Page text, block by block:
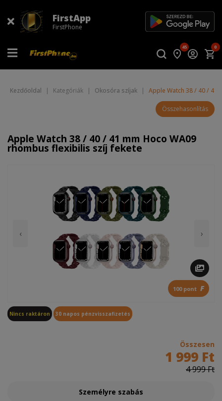
FirstApp
FirstPhone
45 0
Kezdőoldal | Kategóriák | Okosóra szíjak | Apple Watch 38 / 40 / 41
Összehasonlítás
Apple Watch 38 / 40 / 41 mm Hoco WA09
rhombus flexibilis szíj fekete
‹ ›
100 pont F
Nincs raktáron 30 napos pénzvisszafizetés
Összesen
1 999 Ft
4 999 Ft
Személyre szabás